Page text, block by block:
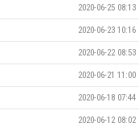
2020-06-25 08:13
2020-06-23 10:16
2020-06-22 08:53
2020-06-21 11:00
2020-06-18 07:44
2020-06-12 08:02